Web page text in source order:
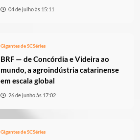
04 de julho às 15:11
Gigantes de SCSéries
BRF — de Concórdia e Videira ao
mundo, a agroindústria catarinense
em escala global
26 de junho às 17:02
Gigantes de SCSéries